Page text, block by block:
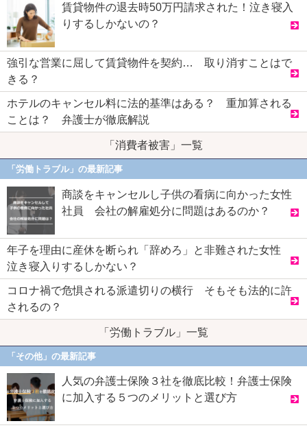
賃貸物件の退去時50万円請求された！泣き寝入
りするしかないの？
強引な営業に屈して賃貸物件を契約… 取り消すことはで
きる？
ホテルのキャンセル料に法的基準はある？ 重加算される
ことは？ 弁護士が徹底解説
「消費者被害」一覧
「労働トラブル」の最新記事
商談をキャンセルし子供の看病に向かった女性
社員 会社の解雇処分に問題はあるのか？
年子を理由に産休を断られ「辞めろ」と非難された女性
泣き寝入りするしかない？
コロナ禍で危惧される派遣切りの横行 そもそも法的に許
されるの？
「労働トラブル」一覧
「その他」の最新記事
人気の弁護士保険３社を徹底比較！弁護士保険
に加入する５つのメリットと選び方